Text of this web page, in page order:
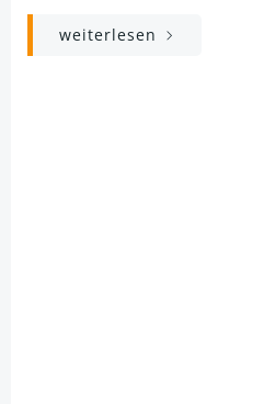
weiterlesen